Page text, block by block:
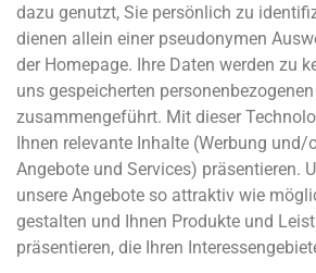
dazu genutzt, Sie persönlich zu
dienen allein einer pseudonymen
der Homepage. Ihre Daten werden zu
uns gespeicherten
zusammengeführt. Mit dieser
Ihnen relevante Inhalte (Werbung und/
Angebote und Services) präsentieren.
unsere Angebote so attraktiv wie
gestalten und Ihnen Produkte und
präsentieren, die Ihren